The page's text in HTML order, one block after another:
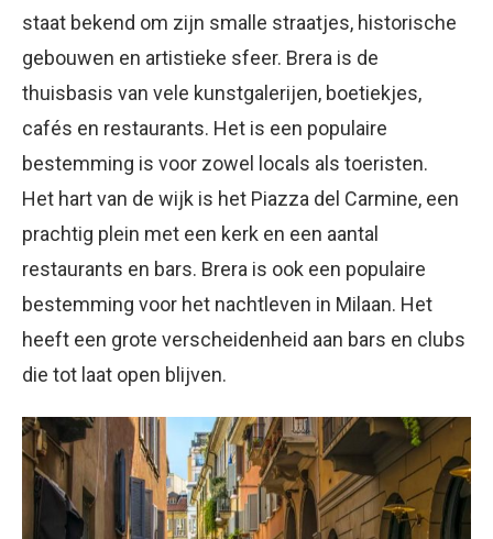
staat bekend om zijn smalle straatjes, historische
gebouwen en artistieke sfeer. Brera is de
thuisbasis van vele kunstgalerijen, boetiekjes,
cafés en restaurants. Het is een populaire
bestemming is voor zowel locals als toeristen.
Het hart van de wijk is het Piazza del Carmine, een
prachtig plein met een kerk en een aantal
restaurants en bars. Brera is ook een populaire
bestemming voor het nachtleven in Milaan. Het
heeft een grote verscheidenheid aan bars en clubs
die tot laat open blijven.